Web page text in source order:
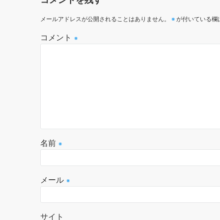
メールアドレスが公開されることはありません。 ※ が付いている欄
コメント ※
名前 ※
メール ※
サイト